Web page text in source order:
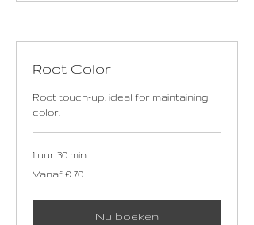
Root Color
Root touch-up, ideal for maintaining
color.
1 uur 30 min.
70
Vanaf € 70
Nu boeken